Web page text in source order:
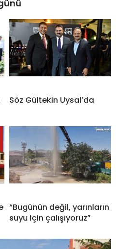
Söz Gültekin Uysal’da
“Bugünün değil, yarınların
suyu için çalışıyoruz”